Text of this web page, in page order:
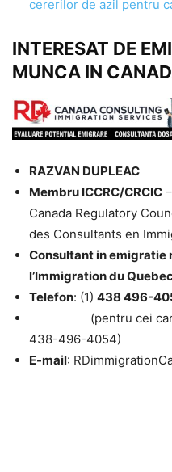
cererilor de azil pentru
INTERESAT DE
MUNCA IN
RAZVAN DUPLEAC
Membru ICCRC/CRCIC
Canada Regulatory
des Consultants en
Consultant in emigratie
l’Immigration du
Telefon: (1) 438 496-
(pentru cei care
438-496-4054)
E-mail: